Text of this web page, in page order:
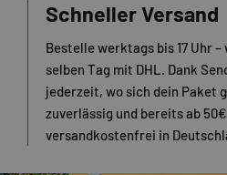
Schneller Versand
Bestelle werktags bis 17 Uhr
selben Tag mit DHL. Dank
jederzeit, wo sich dein Paket
zuverlässig und bereits ab
versandkostenfrei in